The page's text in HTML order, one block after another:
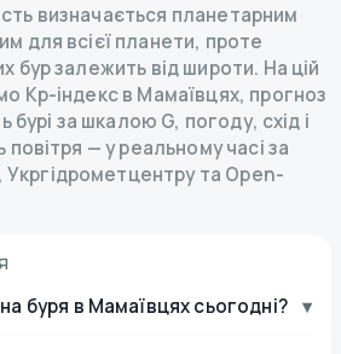
визначається планетарним
для всієї планети, проте
бур залежить від широти. На цій
Kp-індекс в Мамаївцях, прогноз
бурі за шкалою G, погоду, схід і
повітря — у реальному часі за
Укргідрометцентру та Open-
буря в Мамаївцях сьогодні? ▾